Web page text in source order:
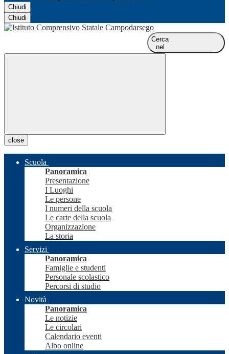
Chiudi
Chiudi
Cerca
nel
sito
close
Scuola
Panoramica
Presentazione
I Luoghi
Le persone
I numeri della scuola
Le carte della scuola
Organizzazione
La storia
Servizi
Panoramica
Famiglie e studenti
Personale scolastico
Percorsi di studio
Novità
Panoramica
Le notizie
Le circolari
Calendario eventi
Albo online